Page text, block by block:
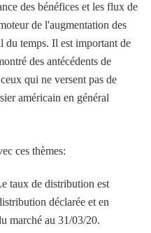
des bénéfices et les flux de
de l'augmentation des
du temps. Il est important de
des antécédents de
qui ne versent pas de
américain en général
ces thèmes:
taux de distribution est
déclarée et en
marché au 31/03/20.